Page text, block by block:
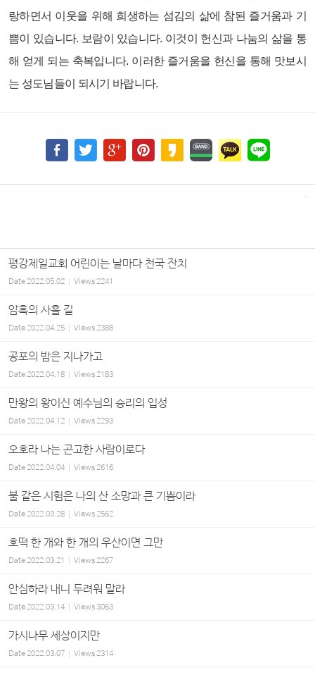
랑하면서 이웃을 위해 희생하는 섬김의 삶에 참된 즐거움과 기
쁨이 있습니다. 보람이 있습니다. 이것이 헌신과 나눔의 삶을 통
해 얻게 되는 축복입니다. 이러한 즐거움을 헌신을 통해 맛보시
는 성도님들이 되시기 바랍니다.
평강제일교회 어린이는 날마다 천국 잔치
Date2022.05.02 Views2241
암흑의 사흘 길
Date2022.04.25 Views2388
공포의 밤은 지나가고
Date2022.04.18 Views2183
만왕의 왕이신 예수님의 승리의 입성
Date2022.04.12 Views2293
오호라 나는 곤고한 사람이로다
Date2022.04.04 Views2616
불 같은 시험은 나의 산 소망과 큰 기쁨이라
Date2022.03.28 Views2562
호떡 한 개와 한 개의 우산이면 그만
Date2022.03.21 Views2267
안심하라 내니 두려워 말라
Date2022.03.14 Views3063
가시나무 세상이지만
Date2022.03.07 Views2314